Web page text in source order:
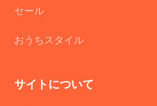
セール
おうちスタイル
サイトについて